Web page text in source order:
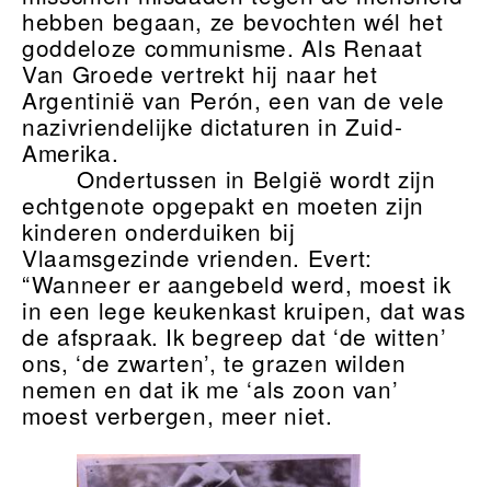
hebben begaan, ze bevochten wél het
goddeloze communisme. Als Renaat
Van Groede vertrekt hij naar het
Argentinië van Perón, een van de vele
nazivriendelijke dictaturen in Zuid-
Amerika.
Ondertussen in België wordt zijn
echtgenote opgepakt en moeten zijn
kinderen onderduiken bij
Vlaamsgezinde vrienden. Evert:
“Wanneer er aangebeld werd, moest ik
in een lege keukenkast kruipen, dat was
de afspraak. Ik begreep dat ‘de witten’
ons, ‘de zwarten’, te grazen wilden
nemen en dat ik me ‘als zoon van’
moest verbergen, meer niet.